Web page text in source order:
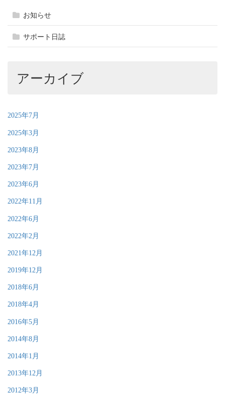
お知らせ
サポート日誌
アーカイブ
2025年7月
2025年3月
2023年8月
2023年7月
2023年6月
2022年11月
2022年6月
2022年2月
2021年12月
2019年12月
2018年6月
2018年4月
2016年5月
2014年8月
2014年1月
2013年12月
2012年3月